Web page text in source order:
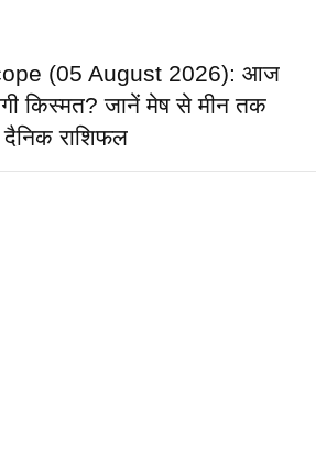
(05 August 2026): आज
किस्मत? जानें मेष से मीन तक
दैनिक राशिफल